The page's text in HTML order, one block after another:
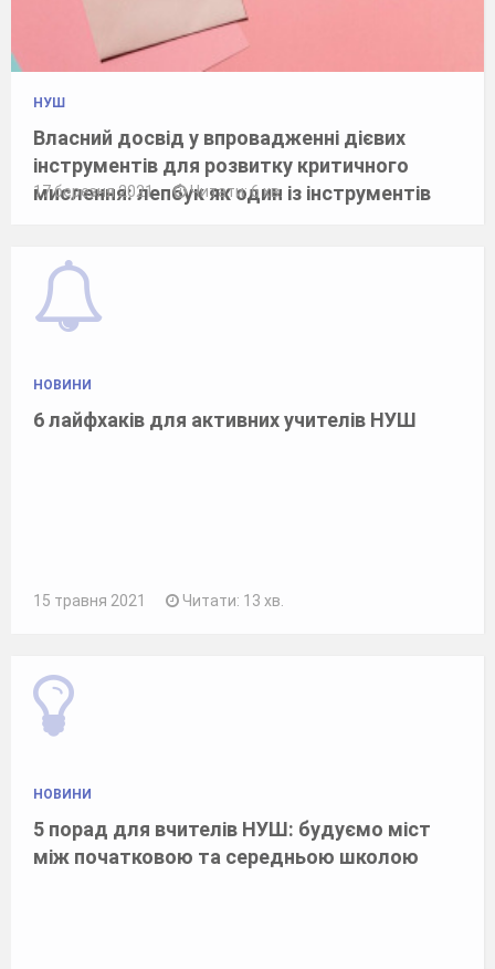
НУШ
Власний досвід у впровадженні дієвих
інструментів для розвитку критичного
мислення: лепбук як один із інструментів
17 березня 2021 Читати: 6 хв.
НОВИНИ
6 лайфхаків для активних учителів НУШ
15 травня 2021 Читати: 13 хв.
НОВИНИ
5 порад для вчителів НУШ: будуємо міст
між початковою та середньою школою